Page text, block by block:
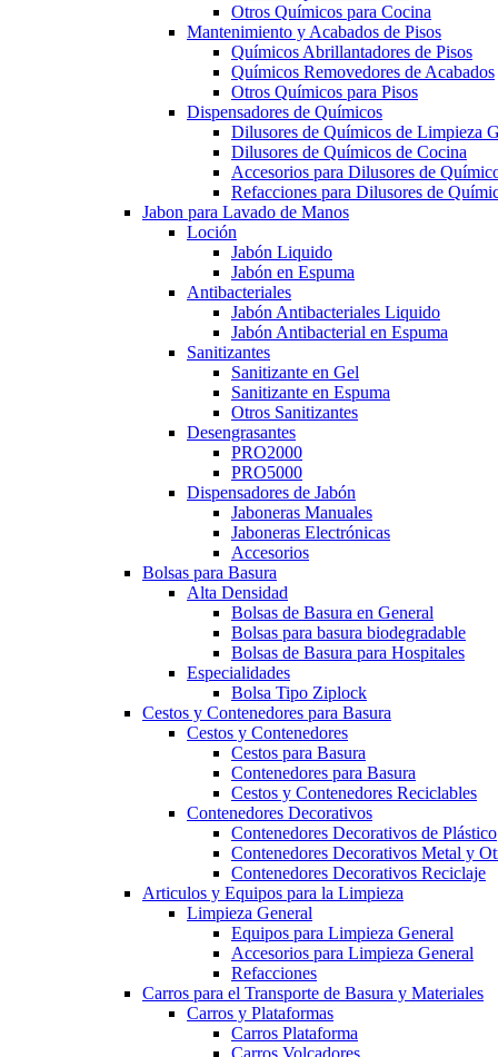
Otros Químicos para Cocina
Mantenimiento y Acabados de Pisos
Químicos Abrillantadores de Pisos
Químicos Removedores de Acabados
Otros Químicos para Pisos
Dispensadores de Químicos
Dilusores de Químicos de Limpieza
Dilusores de Químicos de Cocina
Accesorios para Dilusores de
Refacciones para Dilusores de
Jabon para Lavado de Manos
Loción
Jabón Liquido
Jabón en Espuma
Antibacteriales
Jabón Antibacteriales Liquido
Jabón Antibacterial en Espuma
Sanitizantes
Sanitizante en Gel
Sanitizante en Espuma
Otros Sanitizantes
Desengrasantes
PRO2000
PRO5000
Dispensadores de Jabón
Jaboneras Manuales
Jaboneras Electrónicas
Accesorios
Bolsas para Basura
Alta Densidad
Bolsas de Basura en General
Bolsas para basura biodegradable
Bolsas de Basura para Hospitales
Especialidades
Bolsa Tipo Ziplock
Cestos y Contenedores para Basura
Cestos y Contenedores
Cestos para Basura
Contenedores para Basura
Cestos y Contenedores Reciclables
Contenedores Decorativos
Contenedores Decorativos de Plástico
Contenedores Decorativos Metal y
Contenedores Decorativos Reciclaje
Articulos y Equipos para la Limpieza
Limpieza General
Equipos para Limpieza General
Accesorios para Limpieza General
Refacciones
Carros para el Transporte de Basura y Materiales
Carros y Plataformas
Carros Plataforma
Carros Volcadores